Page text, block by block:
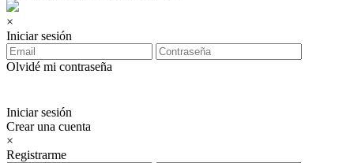
×
Iniciar sesión
Olvidé mi contraseña
Iniciar sesión
Crear una cuenta
×
Registrarme